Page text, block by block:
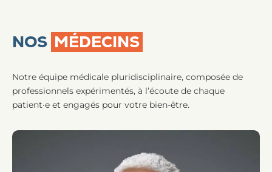
NOS MÉDECINS
Notre équipe médicale pluridisciplinaire, composée de
professionnels expérimentés, à l’écoute de chaque
patient·e et engagés pour votre bien-être.